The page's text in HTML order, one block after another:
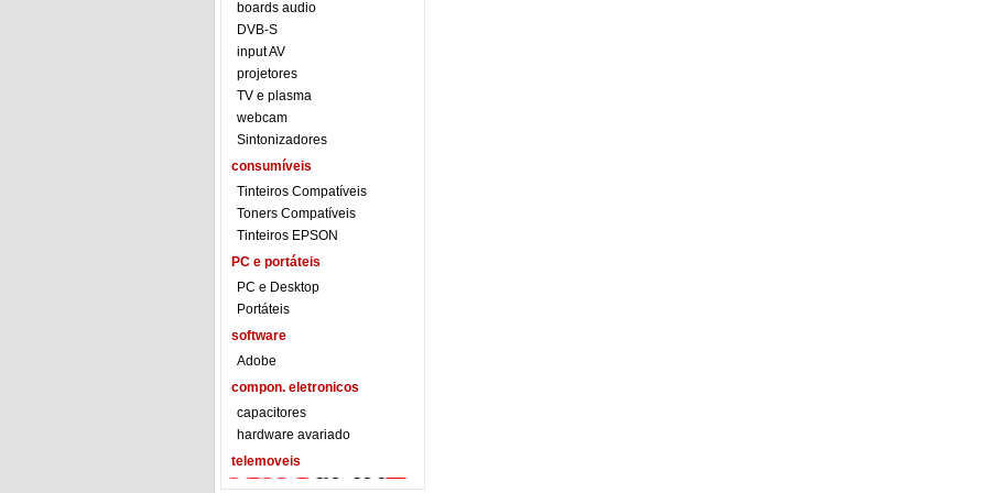
boards audio
DVB-S
input AV
projetores
TV e plasma
webcam
Sintonizadores
consumíveis
Tinteiros Compatíveis
Toners Compatíveis
Tinteiros EPSON
PC e portáteis
PC e Desktop
Portáteis
software
Adobe
compon. eletronicos
capacitores
hardware avariado
telemoveis